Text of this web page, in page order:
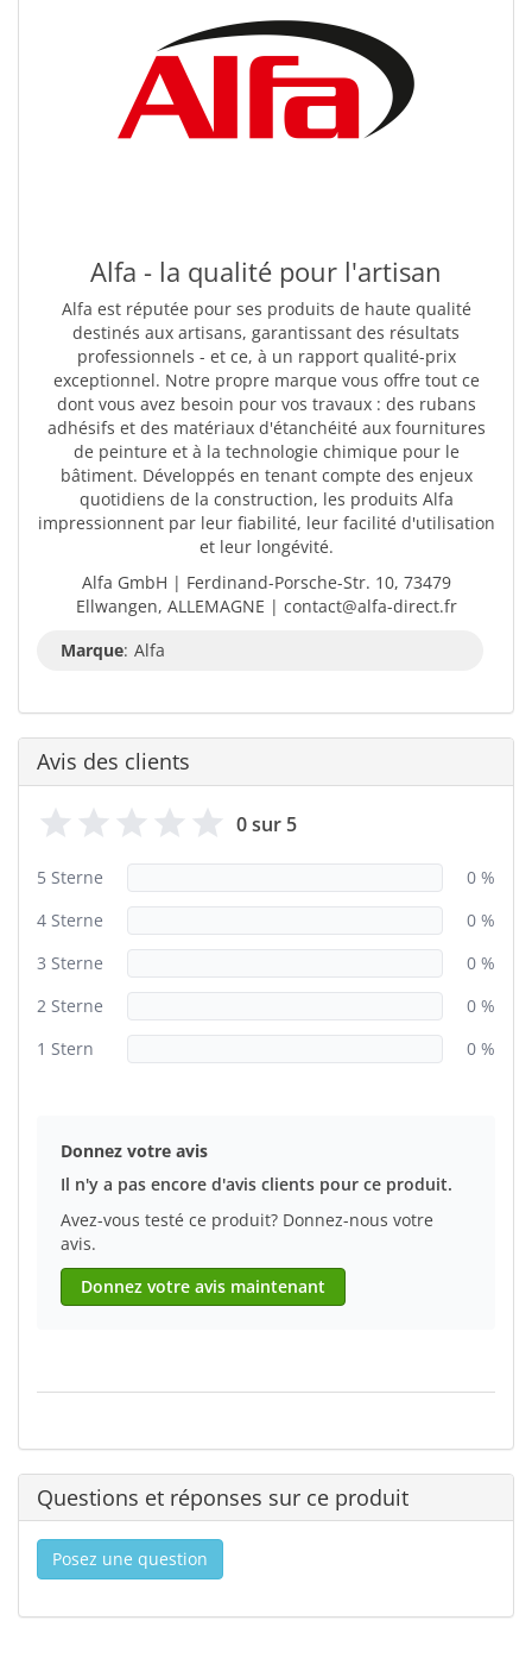
Alfa - la qualité pour l'artisan
Alfa est réputée pour ses produits de haute qualité
destinés aux artisans, garantissant des résultats
professionnels - et ce, à un rapport qualité-prix
exceptionnel. Notre propre marque vous offre tout ce
dont vous avez besoin pour vos travaux : des rubans
adhésifs et des matériaux d'étanchéité aux fournitures
de peinture et à la technologie chimique pour le
bâtiment. Développés en tenant compte des enjeux
quotidiens de la construction, les produits Alfa
impressionnent par leur fiabilité, leur facilité d'utilisation
et leur longévité.
Alfa GmbH | Ferdinand-Porsche-Str. 10, 73479
Ellwangen, ALLEMAGNE | contact@alfa-direct.fr
Marque: Alfa
Avis des clients
0 sur 5
5 Sterne
0 %
4 Sterne
0 %
3 Sterne
0 %
2 Sterne
0 %
1 Stern
0 %
Donnez votre avis
Il n'y a pas encore d'avis clients pour ce produit.
Avez-vous testé ce produit? Donnez-nous votre
avis.
Donnez votre avis maintenant
Questions et réponses sur ce produit
Posez une question